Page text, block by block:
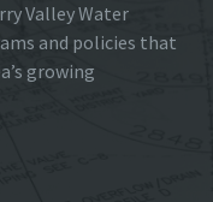
Valley Water
and policies that
growing